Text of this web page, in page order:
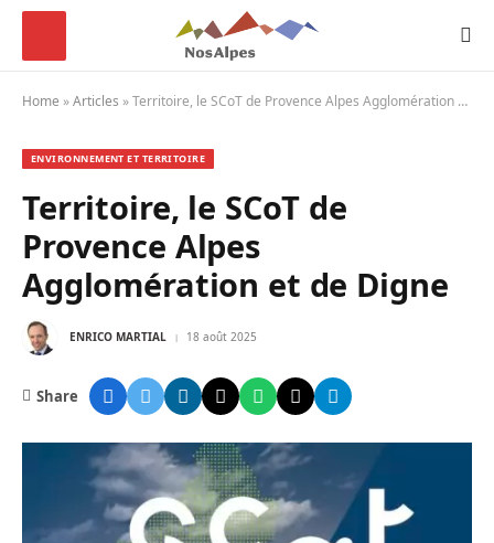
Home »Articles »Territoire, le SCoT de Provence Alpes Agglomération et de Digne
ENVIRONNEMENT ET TERRITOIRE
Territoire, le SCoT de
Provence Alpes
Agglomération et de Digne
ENRICO MARTIAL 18 août 2025
Share